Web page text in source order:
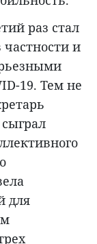
раз стал
и
19. Тем не
для